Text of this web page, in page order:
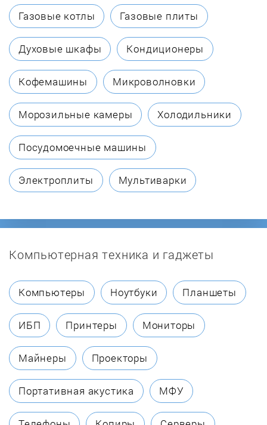
BEON
BERNINA
Bieffe
Binatone
Bomann
Bork
Breville
Briz
BSM
Centek
Газовые котлы Газовые плиты
Духовые шкафы Кондиционеры
Кофемашины Микроволновки
Морозильные камеры Холодильники
Посудомоечные машины
Электроплиты Мультиварки
Компьютерная техника и гаджеты
Компьютеры Ноутбуки Планшеты
ИБП Принтеры Мониторы
Майнеры Проекторы
Портативная акустика МФУ